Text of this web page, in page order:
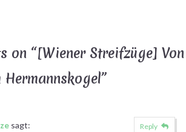
on “[Wiener Streifzüge] Von
”
sagt: Reply